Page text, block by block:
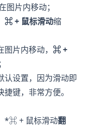
图片内移动；
⌘ + 鼠标滑动缩
图片内移动， ⌘ +
认设置，因为滑动即
键，非常方便。
*⌘ + 鼠标滑动翻